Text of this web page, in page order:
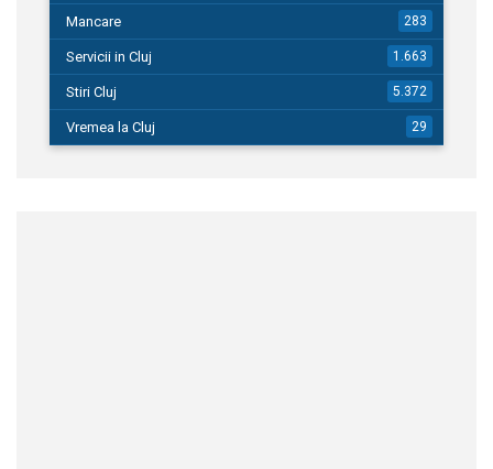
Mancare 283
Servicii in Cluj 1.663
Stiri Cluj 5.372
Vremea la Cluj 29